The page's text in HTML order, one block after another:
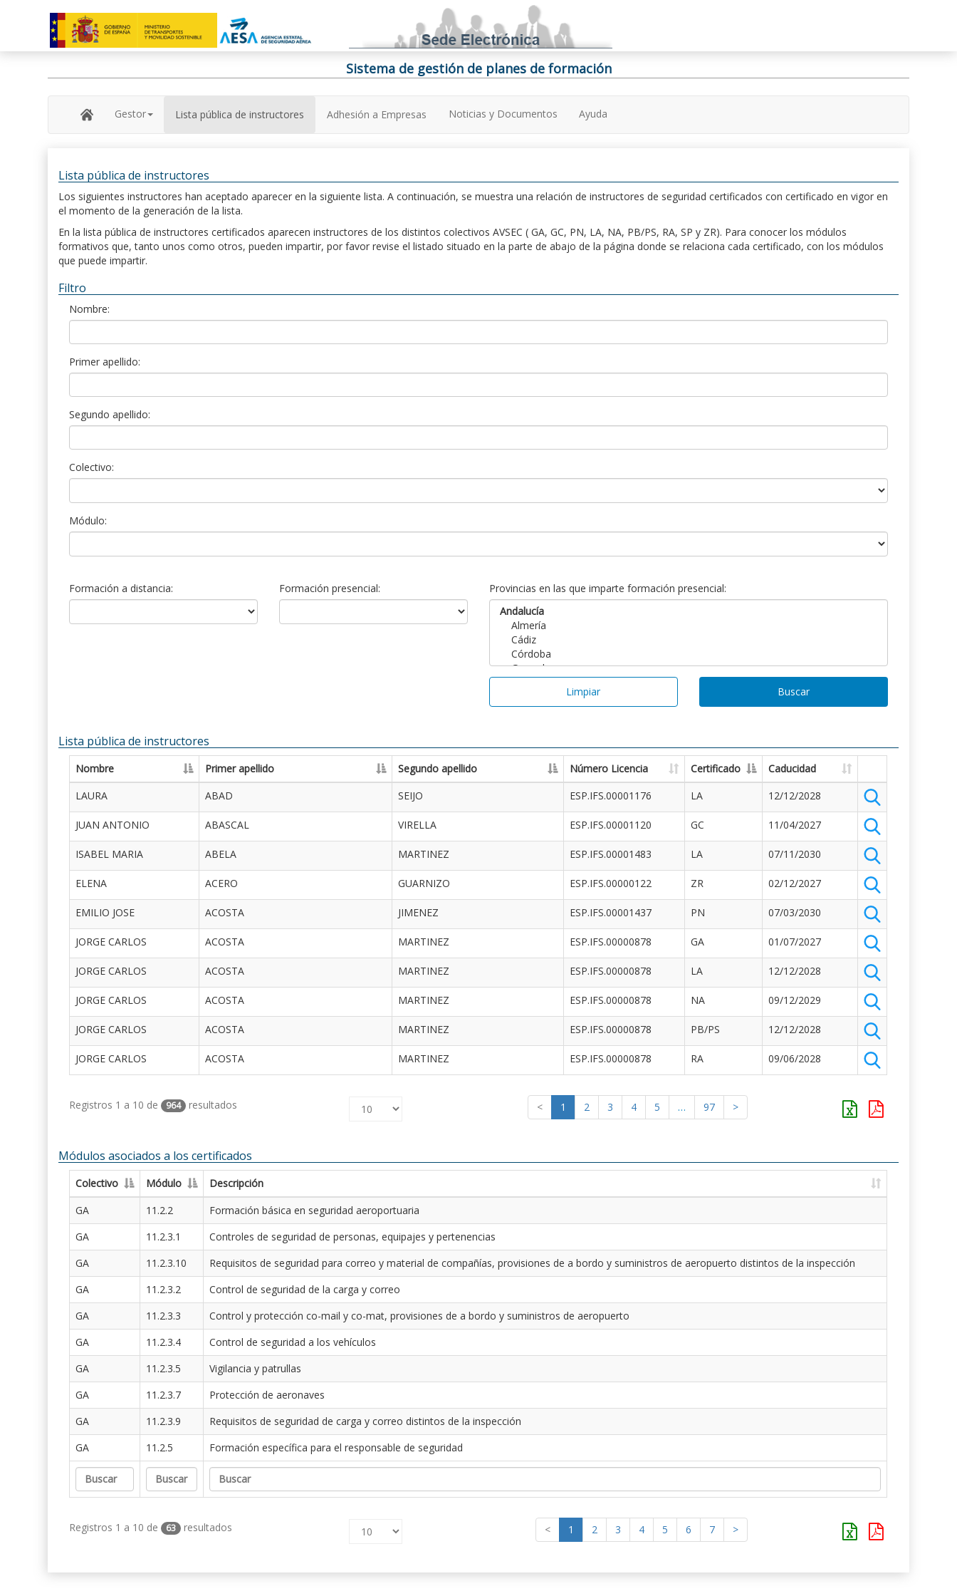
Sistema de gestión de planes de formación
Gestor Lista pública de instructores Adhesión a Empresas Noticias y Documentos Ayuda
Lista pública de instructores
Los siguientes instructores han aceptado aparecer en la siguiente lista. A continuación, se muestra una relación de instructores de seguridad certificados con certificado en vigor en
el momento de la generación de la lista.
En la lista pública de instructores certificados aparecen instructores de los distintos colectivos AVSEC ( GA, GC, PN, LA, NA, PB/PS, RA, SP y ZR). Para conocer los módulos
formativos que, tanto unos como otros, pueden impartir, por favor revise el listado situado en la parte de abajo de la página donde se relaciona cada certificado, con los módulos
que puede impartir.
Filtro
Nombre:
Primer apellido:
Segundo apellido:
Colectivo:
Módulo:
Formación a distancia: Formación presencial: Provincias en las que imparte formación presencial:
Limpiar Buscar
Lista pública de instructores
Nombre Primer apellido Segundo apellido Número Licencia Certificado
Caducidad
LAURA
ABAD SEIJO ESP.IFS.00001176 LA 12/12/2028
JUAN ANTONIO ABASCAL VIRELLA ESP.IFS.00001120 GC 11/04/2027
ISABEL MARIA ABELA MARTINEZ ESP.IFS.00001483 LA 07/11/2030
ELENA ACERO GUARNIZO ESP.IFS.00000122 ZR 02/12/2027
EMILIO JOSE ACOSTA JIMENEZ ESP.IFS.00001437 PN 07/03/2030
JORGE CARLOS ACOSTA MARTINEZ ESP.IFS.00000878 GA 01/07/2027
JORGE CARLOS ACOSTA MARTINEZ ESP.IFS.00000878 LA 12/12/2028
JORGE CARLOS ACOSTA MARTINEZ ESP.IFS.00000878 NA 09/12/2029
JORGE CARLOS ACOSTA MARTINEZ ESP.IFS.00000878 PB/PS 12/12/2028
JORGE CARLOS ACOSTA MARTINEZ ESP.IFS.00000878 RA 09/06/2028
Registros 1 a 10 de 964 resultados < 1 2 3 4 5 … 97 >
Módulos asociados a los certificados
Colectivo Módulo
Descripción
GA
11.2.2
Formación básica en seguridad aeroportuaria
GA
11.2.3.1
Controles de seguridad de personas, equipajes y pertenencias
GA
11.2.3.10
Requisitos de seguridad para correo y material de compañías, provisiones de a bordo y suministros de aeropuerto distintos de la inspección
GA
11.2.3.2
Control de seguridad de la carga y correo
GA
11.2.3.3
Control y protección co-mail y co-mat, provisiones de a bordo y suministros de aeropuerto
GA
11.2.3.4
Control de seguridad a los vehículos
GA
11.2.3.5
Vigilancia y patrullas
GA
11.2.3.7
Protección de aeronaves
GA
11.2.3.9
Requisitos de seguridad de carga y correo distintos de la inspección
GA
11.2.5 Formación específica para el responsable de seguridad
Registros 1 a 10 de 63 resultados < 1 2 3 4 5 6 7 >